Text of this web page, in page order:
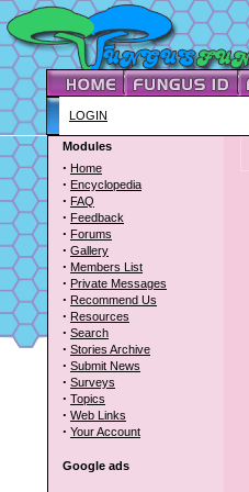
LOGIN
Modules
· Home
· Encyclopedia
· FAQ
· Feedback
· Forums
· Gallery
· Members List
· Private Messages
· Recommend Us
· Resources
· Search
· Stories Archive
· Submit News
· Surveys
· Topics
· Web Links
· Your Account
Google ads